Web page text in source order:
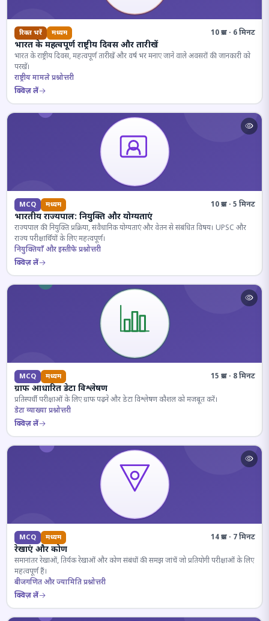
रिक्त भरें मध्यम 10 प्रश्न · 6 मिनट
भारत के महत्वपूर्ण राष्ट्रीय दिवस और तारीखें
भारत के राष्ट्रीय दिवस, महत्वपूर्ण तारीखें और वर्ष भर मनाए जाने वाले अवसरों की जानकारी को
परखें।
राष्ट्रीय मामले प्रश्नोत्तरी
क्विज़ लें
MCQ मध्यम 10 प्रश्न · 5 मिनट
भारतीय राज्यपाल: नियुक्ति और योग्यताएं
राज्यपाल की नियुक्ति प्रक्रिया, संवैधानिक योग्यताएं और वेतन से संबंधित विषय। UPSC और
राज्य परीक्षार्थियों के लिए महत्वपूर्ण।
नियुक्तियाँ और इस्तीफे प्रश्नोत्तरी
क्विज़ लें
MCQ मध्यम 15 प्रश्न · 8 मिनट
ग्राफ आधारित डेटा विश्लेषण
प्रतिस्पर्धी परीक्षाओं के लिए ग्राफ पढ़ने और डेटा विश्लेषण कौशल को मजबूत करें।
डेटा व्याख्या प्रश्नोत्तरी
क्विज़ लें
MCQ मध्यम 14 प्रश्न · 7 मिनट
रेखाएं और कोण
समानांतर रेखाओं, तिर्यक रेखाओं और कोण संबंधों की समझ जांचें जो प्रतियोगी परीक्षाओं के लिए
महत्वपूर्ण हैं।
बीजगणित और ज्यामिति प्रश्नोत्तरी
क्विज़ लें